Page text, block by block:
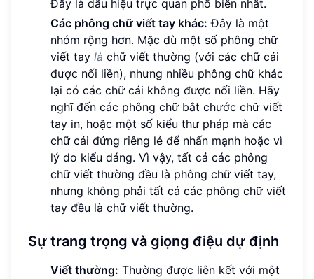
Đây là dấu hiệu trực quan phổ biến nhất.
Các phông chữ viết tay khác: Đây là một
nhóm rộng hơn. Mặc dù một số phông chữ
viết tay là chữ viết thường (với các chữ cái
được nối liền), nhưng nhiều phông chữ khác
lại có các chữ cái không được nối liền. Hãy
nghĩ đến các phông chữ bắt chước chữ viết
tay in, hoặc một số kiểu thư pháp mà các
chữ cái đứng riêng lẻ để nhấn mạnh hoặc vì
lý do kiểu dáng. Vì vậy, tất cả các phông
chữ viết thường đều là phông chữ viết tay,
nhưng không phải tất cả các phông chữ viết
tay đều là chữ viết thường.
Sự trang trọng và giọng điệu dự định
Viết thường: Thường được liên kết với một